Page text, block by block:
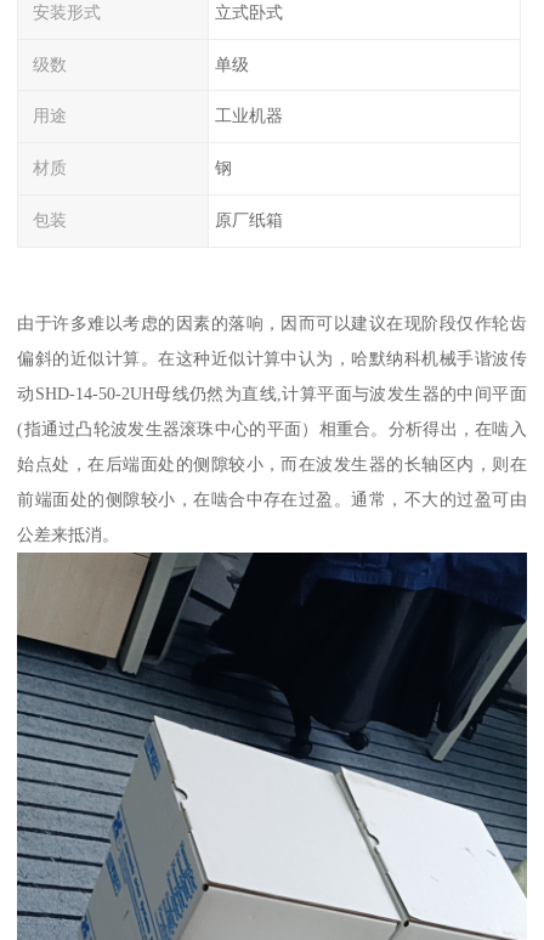
安装形式 立式卧式
级数 单级
用途 工业机器
材质 钢
包装 原厂纸箱
由于许多难以考虑的因素的落响，因而可以建议在现阶段仅作轮齿
偏斜的近似计算。在这种近似计算中认为，哈默纳科机械手谐波传
动SHD-14-50-2UH母线仍然为直线,计算平面与波发生器的中间平面
(指通过凸轮波发生器滚珠中心的平面）相重合。分析得出，在啮入
始点处，在后端面处的侧隙较小，而在波发生器的长轴区内，则在
前端面处的侧隙较小，在啮合中存在过盈。通常，不大的过盈可由
公差来抵消。